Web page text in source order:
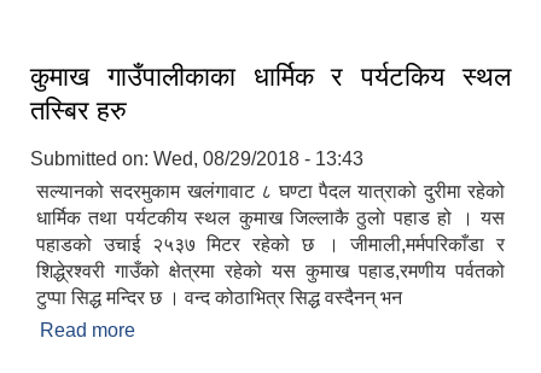
कुमाख गाउँपालीकाका धार्मिक र पर्यटकिय स्थल
तस्बिर हरु
Submitted on: Wed, 08/29/2018 - 13:43
सल्यानको सदरमुकाम खलंगावाट ८ घण्टा पैदल यात्राको दुरीमा रहेको
धार्मिक तथा पर्यटकीय स्थल कुमाख जिल्लाकै ठुलाे पहाड हो । यस
पहाडको उचाई २५३७ मिटर रहेको छ । जीमाली,मर्मपरिकाँडा र
शिद्धे्रश्वरी गाउँको क्षेत्रमा रहेको यस कुमाख पहाड,रमणीय पर्वतको
टुप्पा सिद्ध मन्दिर छ । वन्द कोठाभित्र सिद्ध वस्दैनन् भन
Read more